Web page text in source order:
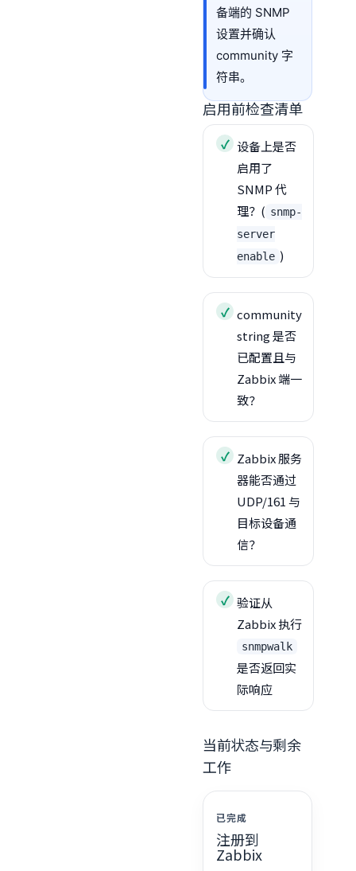
备端的 SNMP
设置并确认
community 字
符串。
启用前检查清单
设备上是否
启用了
SNMP 代
理？( snmp-
server
enable )
community
string 是否
已配置且与
Zabbix 端一
致？
Zabbix 服务
器能否通过
UDP/161 与
目标设备通
信？
验证从
Zabbix 执行
snmpwalk
是否返回实
际响应
当前状态与剩余
工作
已完成
注册到
Zabbix